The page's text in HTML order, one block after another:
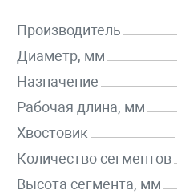
Производитель
Диаметр, мм
Назначение
Рабочая длина, мм
Хвостовик
Количество сегментов
Высота сегмента, мм